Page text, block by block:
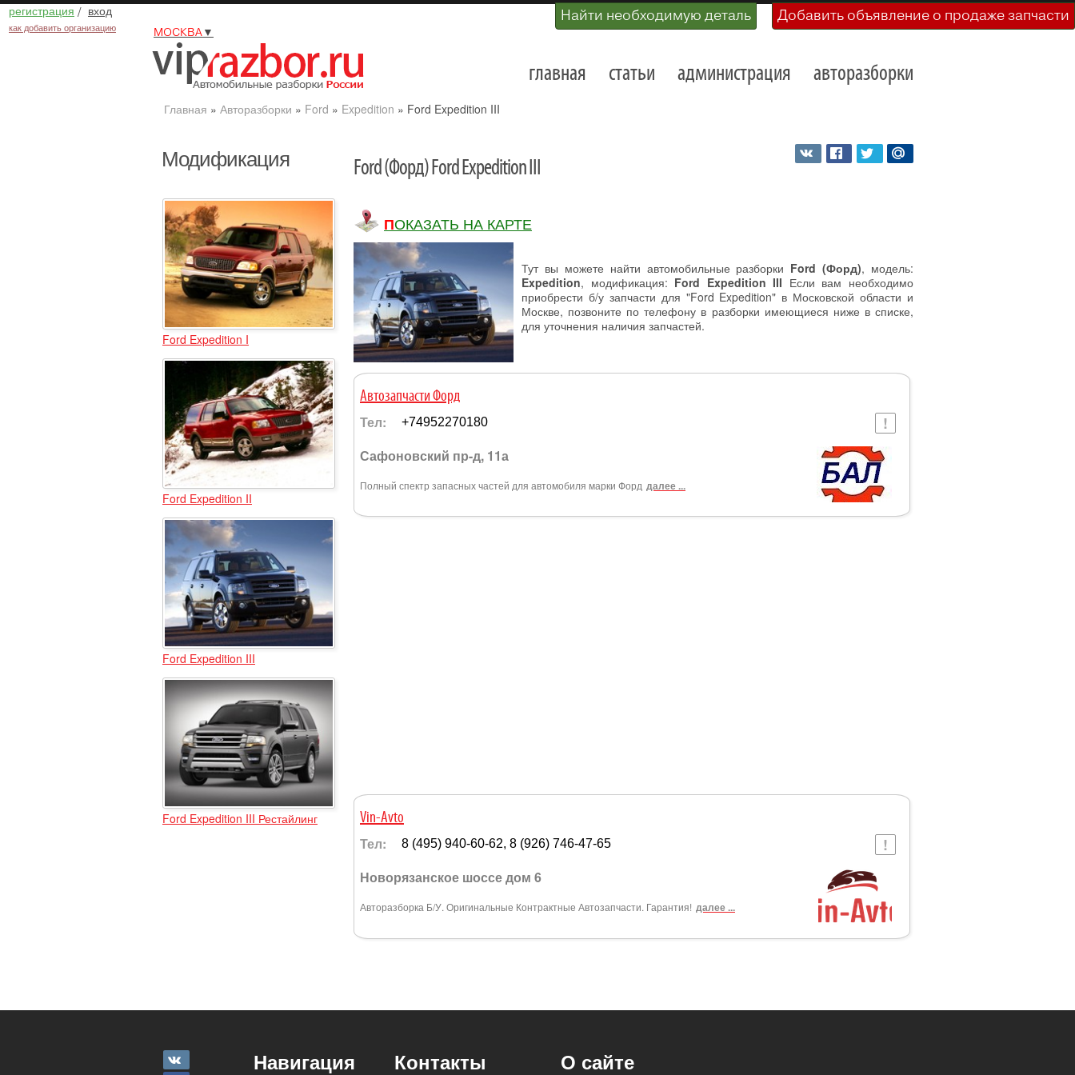
регистрация / вход
как добавить организацию
Найти необходимую деталь Добавить объявление о продаже запчасти
МОСКВА▼
главная статьи администрация авторазборки
Главная » Авторазборки » Ford » Expedition » Ford Expedition III
Модификация
Ford Expedition I
Ford Expedition II
Ford Expedition III
Ford Expedition III Рестайлинг
Ford (Форд) Ford Expedition III
ПОКАЗАТЬ НА КАРТЕ
Тут вы можете найти автомобильные разборки Ford (Форд), модель:
Expedition, модификация: Ford Expedition III Если вам необходимо
приобрести б/у запчасти для "Ford Expedition" в Московской области и
Москве, позвоните по телефону в разборки имеющиеся ниже в списке,
для уточнения наличия запчастей.
Автозапчасти Форд
Тел: +74952270180
Сафоновский пр-д, 11а
Полный спектр запасных частей для автомобиля марки Форд далее ...
Vin-Avto
Тел: 8 (495) 940-60-62, 8 (926) 746-47-65
Новорязанское шоссе дом 6
Авторазборка Б/У. Оригинальные Контрактные Автозапчасти. Гарантия! далее ...
Навигация Контакты О сайте